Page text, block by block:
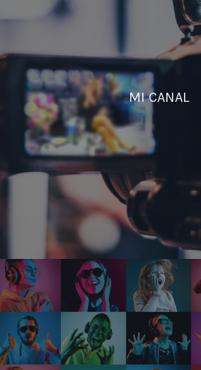
MI CANAL